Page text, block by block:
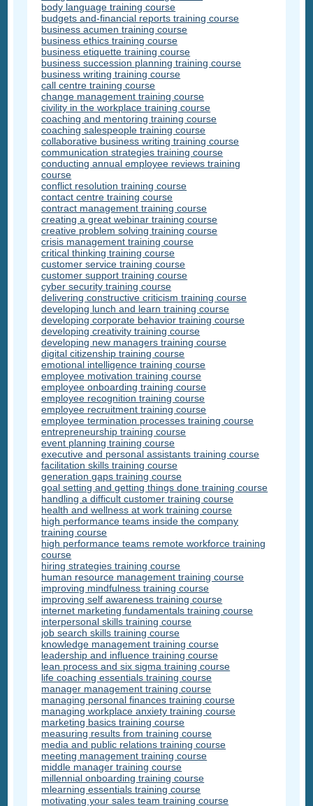
body language training course
budgets and-financial reports training course
business acumen training course
business ethics training course
business etiquette training course
business succession planning training course
business writing training course
call centre training course
change management training course
civility in the workplace training course
coaching and mentoring training course
coaching salespeople training course
collaborative business writing training course
communication strategies training course
conducting annual employee reviews training
course
conflict resolution training course
contact centre training course
contract management training course
creating a great webinar training course
creative problem solving training course
crisis management training course
critical thinking training course
customer service training course
customer support training course
cyber security training course
delivering constructive criticism training course
developing lunch and learn training course
developing corporate behavior training course
developing creativity training course
developing new managers training course
digital citizenship training course
emotional intelligence training course
employee motivation training course
employee onboarding training course
employee recognition training course
employee recruitment training course
employee termination processes training course
entrepreneurship training course
event planning training course
executive and personal assistants training course
facilitation skills training course
generation gaps training course
goal setting and getting things done training course
handling a difficult customer training course
health and wellness at work training course
high performance teams inside the company
training course
high performance teams remote workforce training
course
hiring strategies training course
human resource management training course
improving mindfulness training course
improving self awareness training course
internet marketing fundamentals training course
interpersonal skills training course
job search skills training course
knowledge management training course
leadership and influence training course
lean process and six sigma training course
life coaching essentials training course
manager management training course
managing personal finances training course
managing workplace anxiety training course
marketing basics training course
measuring results from training course
media and public relations training course
meeting management training course
middle manager training course
millennial onboarding training course
mlearning essentials training course
motivating your sales team training course